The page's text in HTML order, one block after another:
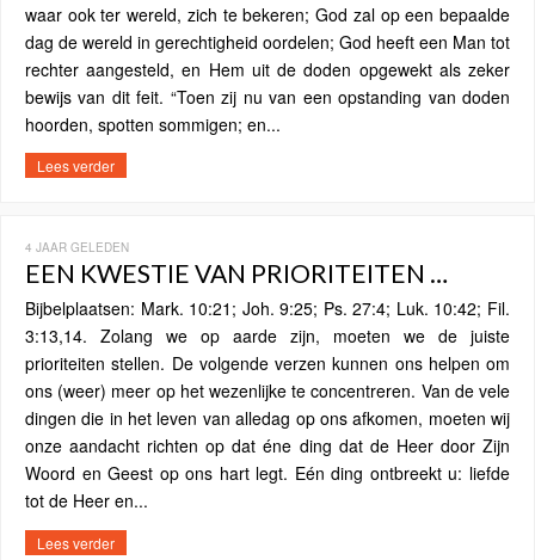
waar ook ter wereld, zich te bekeren; God zal op een bepaalde
dag de wereld in gerechtigheid oordelen; God heeft een Man tot
rechter aangesteld, en Hem uit de doden opgewekt als zeker
bewijs van dit feit. “Toen zij nu van een opstanding van doden
hoorden, spotten sommigen; en...
Lees verder
4 JAAR GELEDEN
EEN KWESTIE VAN PRIORITEITEN …
Bijbelplaatsen: Mark. 10:21; Joh. 9:25; Ps. 27:4; Luk. 10:42; Fil.
3:13,14. Zolang we op aarde zijn, moeten we de juiste
prioriteiten stellen. De volgende verzen kunnen ons helpen om
ons (weer) meer op het wezenlijke te concentreren. Van de vele
dingen die in het leven van alledag op ons afkomen, moeten wij
onze aandacht richten op dat éne ding dat de Heer door Zijn
Woord en Geest op ons hart legt. Eén ding ontbreekt u: liefde
tot de Heer en...
Lees verder